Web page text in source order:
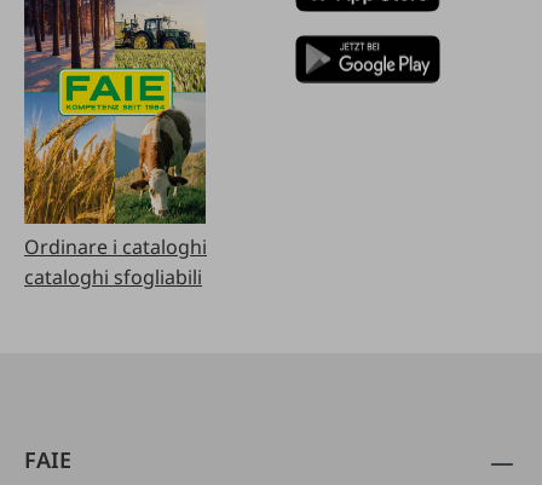
Ordinare i cataloghi
cataloghi sfogliabili
FAIE